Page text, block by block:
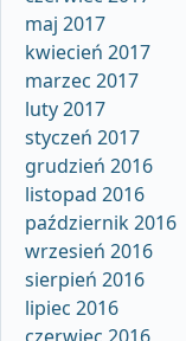
maj 2017
kwiecień 2017
marzec 2017
luty 2017
styczeń 2017
grudzień 2016
listopad 2016
październik 2016
wrzesień 2016
sierpień 2016
lipiec 2016